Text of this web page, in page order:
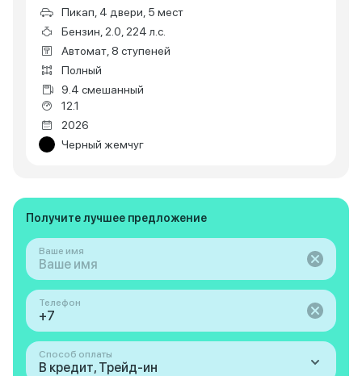
Пикап, 4 двери, 5 мест
Бензин, 2.0, 224 л.с.
Автомат, 8 ступеней
Полный
9.4 смешанный
12.1
2026
Черный жемчуг
Получите лучшее предложение
Ваше имя
Телефон
Способ оплаты
В кредит, Трейд-ин